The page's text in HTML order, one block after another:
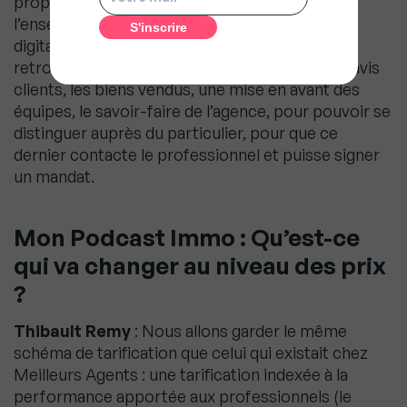
l’ensemble des 3 plateformes via leur vitrine
digitale. Dans cette vitrine, il sera possible de
retrouver une profondeur d’informations : les avis
clients, les biens vendus, une mise en avant des
équipes, le savoir-faire de l’agence, pour pouvoir se
distinguer auprès du particulier, pour que ce
dernier contacte le professionnel et puisse signer
un mandat.
Mon Podcast Immo : Qu’est-ce
qui va changer au niveau des prix
?
Thibault Remy : Nous allons garder le même
schéma de tarification que celui qui existait chez
Meilleurs Agents : une tarification indexée à la
performance apportée aux professionnels (le